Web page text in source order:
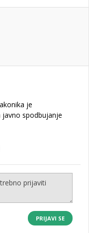
je
spodbujanje
PRIJAVI SE